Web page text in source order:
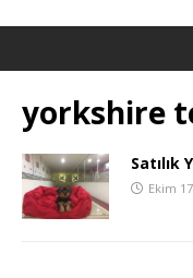
yorkshire
Satılık
Ekim